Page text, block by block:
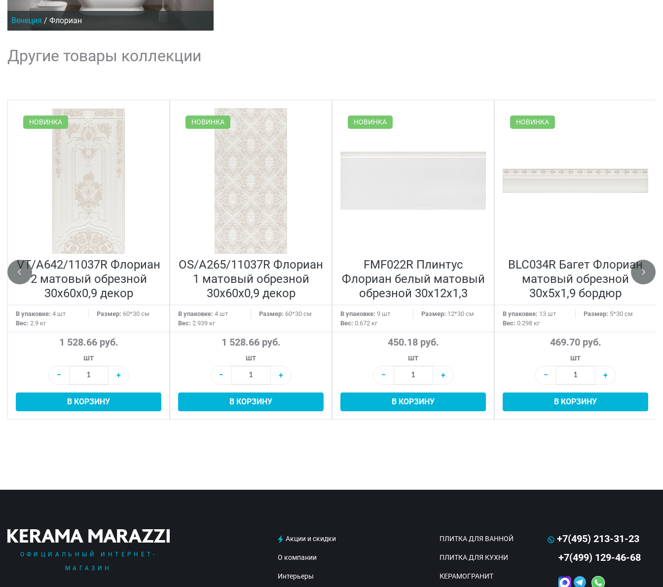
Венеция / Флориан
Другие товары коллекции
НОВИНКА
VT/A642/11037R Флориан
2 матовый обрезной
30x60x0,9 декор
В упаковке: 4 шт Размер: 60*30 см
Вес: 2.9 кг
1 528.66 руб.
шт
−
+
В КОРЗИНУ
НОВИНКА
OS/A265/11037R Флориан
1 матовый обрезной
30x60x0,9 декор
В упаковке: 4 шт Размер: 60*30 см
Вес: 2.939 кг
1 528.66 руб.
шт
−
+
В КОРЗИНУ
НОВИНКА
FMF022R Плинтус
Флориан белый матовый
обрезной 30x12x1,3
В упаковке: 9 шт Размер: 12*30 см
Вес: 0.672 кг
450.18 руб.
шт
−
+
В КОРЗИНУ
НОВИНКА
BLC034R Багет Флориан
матовый обрезной
30x5x1,9 бордюр
В упаковке: 13 шт Размер: 5*30 см
Вес: 0.298 кг
469.70 руб.
шт
−
+
В КОРЗИНУ
ОФИЦИАЛЬНЫЙ ИНТЕРНЕТ-
МАГАЗИН
Акции и скидки
О компании
Интерьеры
ПЛИТКА ДЛЯ ВАННОЙ
ПЛИТКА ДЛЯ КУХНИ
КЕРАМОГРАНИТ
+7(495) 213-31-23
+7(499) 129-46-68